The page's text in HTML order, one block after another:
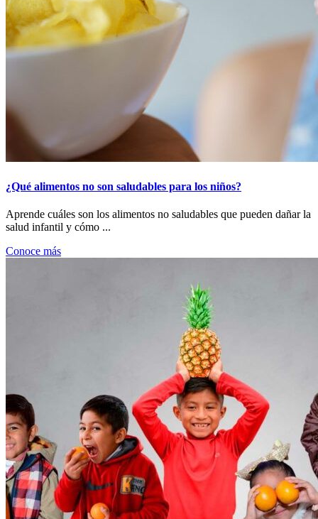
¿Qué alimentos no son saludables para los niños?
Aprende cuáles son los alimentos no saludables que pueden dañar la
salud infantil y cómo ...
Conoce más